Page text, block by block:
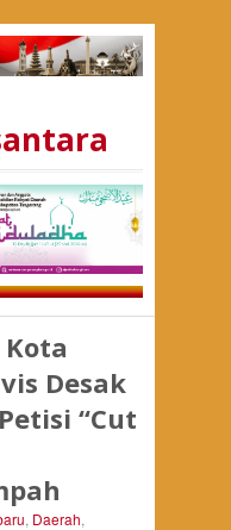
Kota
Desak
“Cut
, Daerah,